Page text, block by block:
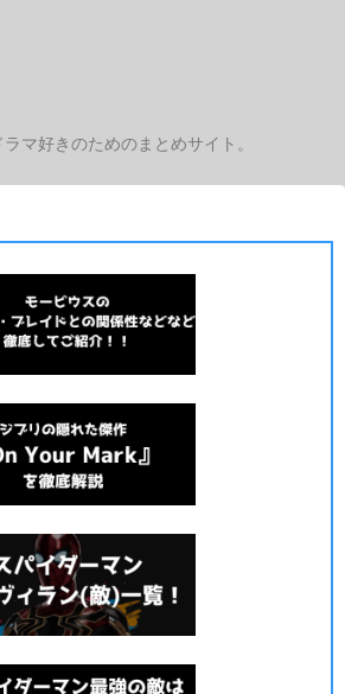
マ好きのためのまとめサイト。